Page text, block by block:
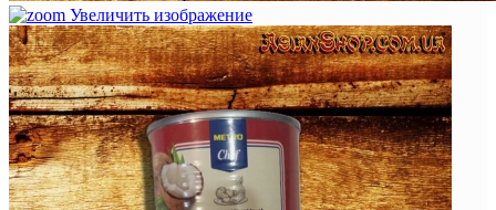
Увеличить изображение